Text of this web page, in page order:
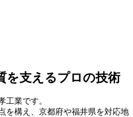
を支えるプロの技術
工業です。
を構え、京都府や福井県を対応地